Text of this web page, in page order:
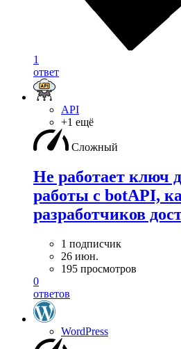
1
ответ
API
+1 ещё
Сложный
Не работает ключ
работы с botAPI,
разработчиков
1 подписчик
26 июн.
195 просмотров
0
ответов
WordPress